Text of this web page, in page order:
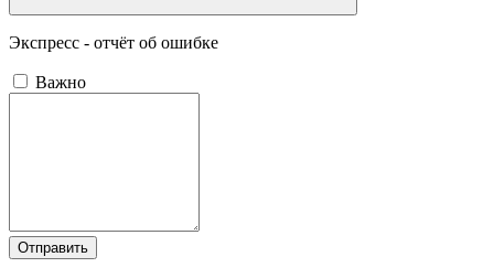
Экспресс - отчёт об ошибке
Важно
Отправить